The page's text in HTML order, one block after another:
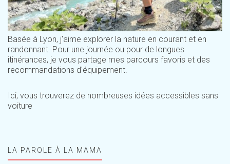
Basée à Lyon, j'aime explorer la nature en courant et en
randonnant. Pour une journée ou pour de longues
itinérances, je vous partage mes parcours favoris et des
recommandations d'équipement.
Ici, vous trouverez de nombreuses idées accessibles sans
voiture
LA PAROLE À LA MAMA